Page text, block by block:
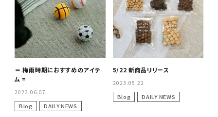
＝ 梅雨時期におすすめのアイテ
ム =
2023.06.07
Blog DAILY NEWS
5/22 新商品リリース
2023.05.22
Blog DAILY NEWS